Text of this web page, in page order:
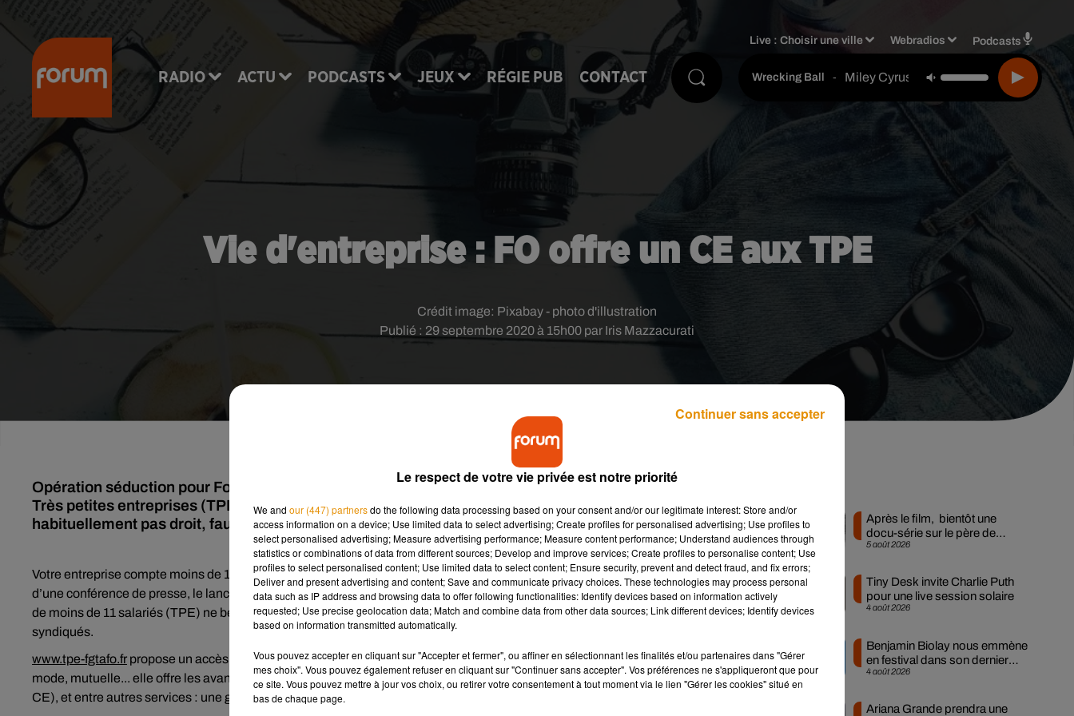
RADIO ACTU PODCASTS JEUX RÉGIE PUB CONTACT
Live :Choisir une ville Webradios Podcasts
Wrecking Ball - Miley Cyrus
Vie d'entreprise : FO offre un CE aux TPE
Publié : 29 septembre 2020 à 15h00 par Iris Mazzacurati
Crédit image: Pixabay - photo d'illustration
Opération séduction pour Force ouvrière. Le syndicat lance une site internet offrant aux salariés des
Très petites entreprises (TPE) un accès aux services d'un comité social et économique auquel il n'a
habituellement pas droit, faute de CE.
Votre entreprise compte moins de 11 salariés ? Cette initiative peut vous intéresser. FO a annoncé, mardi 28 septembre lors
d’une conférence de presse, le lancement d'une plateforme gratuite proposant des services pour les salariés d’entreprises
de moins de 11 salariés (TPE) ne bénéficiant pas de comité social et économique (CSE) et traditionnellement peu
syndiqués.
www.tpe-fgtafo.fr propose un accès gratuit jusqu'en mars 2021 aux salariés et aux patrons de TPE. Loisirs, voyages, sport,
mode, mutuelle... elle offre les avantages proposés traditionnellement par un CSE (anciennement comité d'entreprise ou
CE), et entre autres services : une géolocalisation d'offres d'emploi et un service d'alphabétisation.
5 août 2026
Après le film, bientôt une
docu-série sur le père de
Michael Jackson
4 août 2026
Tiny Desk invite Charlie Puth
pour une live session solaire
4 août 2026
Benjamin Biolay nous emmène
en festival dans son dernier
clip
Ariana Grande prendra une
Le respect de votre vie privée est notre priorité
We and our (447) partnersdo the following data processing based on your consent and/or our legitimate interest: Store and/or
access information on a device; Use limited data to select advertising; Create profiles for personalised advertising; Use profiles to
select personalised advertising; Measure advertising performance; Measure content performance; Understand audiences through
statistics or combinations of data from different sources; Develop and improve services; Create profiles to personalise content; Use
profiles to select personalised content; Use limited data to select content; Ensure security, prevent and detect fraud, and fix errors;
Deliver and present advertising and content; Save and communicate privacy choices. These technologies may process personal
data such as IP address and browsing data to offer following functionalities: Identify devices based on information actively
requested; Use precise geolocation data; Match and combine data from other data sources; Link different devices; Identify devices
based on information transmitted automatically.
Vous pouvez accepter en cliquant sur "Accepter et fermer", ou affiner en sélectionnant les finalités et/ou partenaires dans "Gérer
mes choix". Vous pouvez également refuser en cliquant sur "Continuer sans accepter". Vos préférences ne s'appliqueront que pour
ce site. Vous pouvez mettre à jour vos choix, ou retirer votre consentement à tout moment via le lien "Gérer les cookies" situé en
bas de chaque page.
Continuer sans accepter